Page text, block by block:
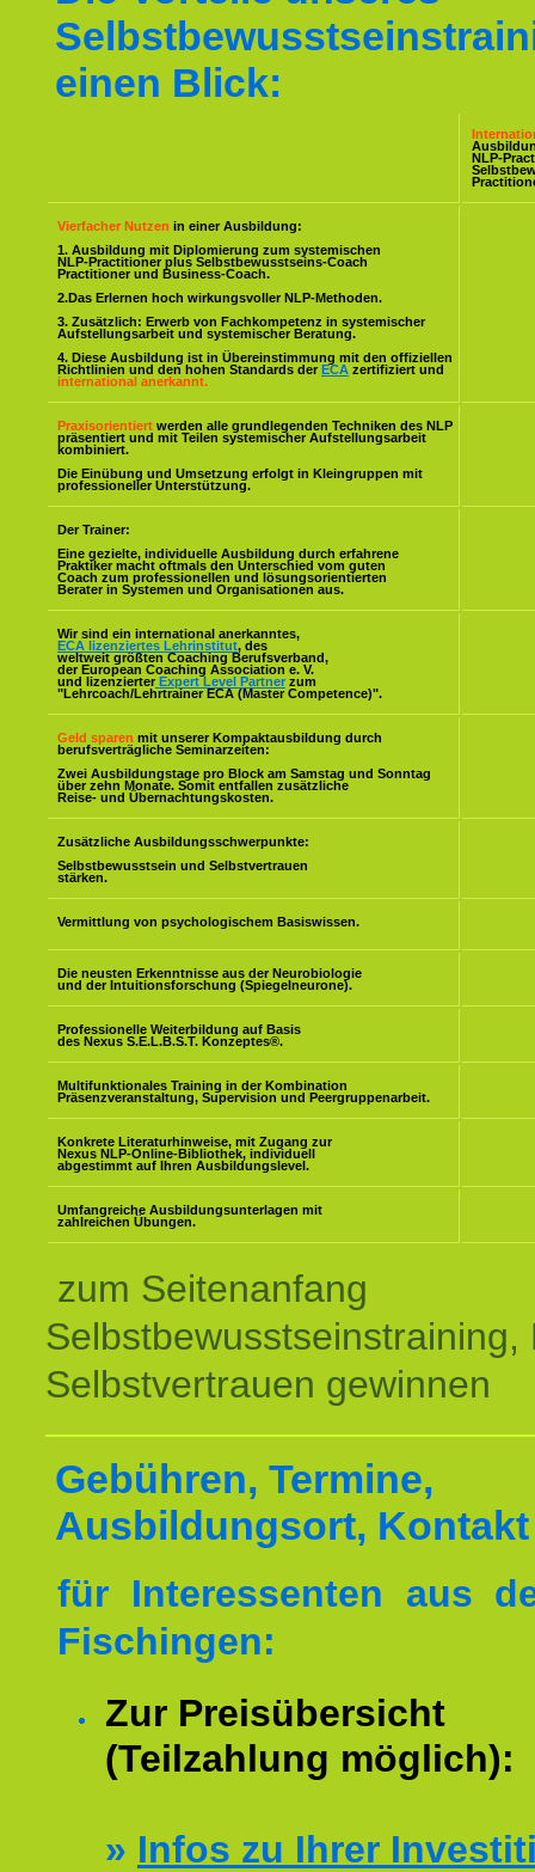
einen Blick:
NLP-
Vierfacher Nutzen in einer Ausbildung:
1. Ausbildung mit Diplomierung zum systemischen
NLP-Practitioner plus Selbstbewusstseins-Coach
Practitioner und Business-Coach.
2.Das Erlernen hoch wirkungsvoller NLP-Methoden.
3. Zusätzlich: Erwerb von Fachkompetenz in systemischer
Aufstellungsarbeit und systemischer Beratung.
4. Diese Ausbildung ist in Übereinstimmung mit den offiziellen
Richtlinien und den hohen Standards der ECA zertifiziert und
international anerkannt.
Praxisorientiert werden alle grundlegenden Techniken des NLP
präsentiert und mit Teilen systemischer Aufstellungsarbeit
kombiniert.
Die Einübung und Umsetzung erfolgt in Kleingruppen mit
professioneller Unterstützung.
Der Trainer:
Eine gezielte, individuelle Ausbildung durch erfahrene
Praktiker macht oftmals den Unterschied vom guten
Coach zum professionellen und lösungsorientierten
Berater in Systemen und Organisationen aus.
Wir sind ein international anerkanntes,
ECA lizenziertes Lehrinstitut, des
weltweit größten Coaching Berufsverband,
der European Coaching Association e. V.
und lizenzierter Expert Level Partner zum
"Lehrcoach/Lehrtrainer ECA (Master Competence)".
Geld sparen mit unserer Kompaktausbildung durch
berufsverträgliche Seminarzeiten:
Zwei Ausbildungstage pro Block am Samstag und Sonntag
über zehn Monate. Somit entfallen zusätzliche
Reise- und Übernachtungskosten.
Zusätzliche Ausbildungsschwerpunkte:
Selbstbewusstsein und Selbstvertrauen
stärken.
Vermittlung von psychologischem Basiswissen.
Die neusten Erkenntnisse aus der Neurobiologie
und der Intuitionsforschung (Spiegelneurone).
Professionelle Weiterbildung auf Basis
des Nexus S.E.L.B.S.T. Konzeptes®.
Multifunktionales Training in der Kombination
Präsenzveranstaltung, Supervision und Peergruppenarbeit.
Konkrete Literaturhinweise, mit Zugang zur
Nexus NLP-Online-Bibliothek, individuell
abgestimmt auf Ihren Ausbildungslevel.
Umfangreiche Ausbildungsunterlagen mit
zahlreichen Übungen.
zum Seitenanfang
Selbstbewusstseinstraining,
Selbstvertrauen gewinnen
Gebühren, Termine,
Ausbildungsort, Kontakt
für Interessenten aus
Fischingen:
Zur Preisübersicht
(Teilzahlung möglich):
» Infos zu Ihrer